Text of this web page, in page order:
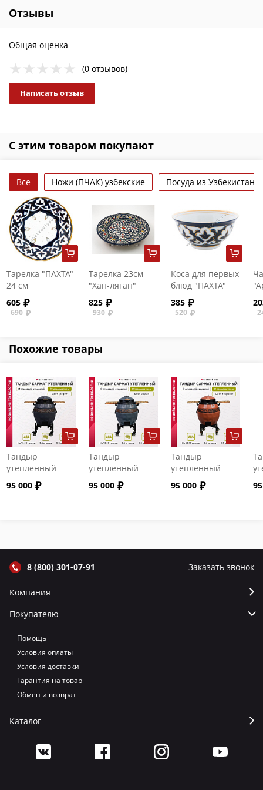
Отзывы
Общая оценка
(0 отзывов)
Написать отзыв
С этим товаром покупают
Все Ножи (ПЧАК) узбекские Посуда из Узбекистана
Тарелка "ПАХТА"
24 см
605
690
Тарелка 23см
"Хан-ляган"
825
930
Коса для первых
блюд "ПАХТА"
385
520
Похожие товары
Тандыр
утепленный
"Сармат" с
откидной
95 000
Тандыр
утепленный
"Сармат" с
откидной
95 000
Тандыр
утепленный
"Сармат" с
откидной
95 000
8 (800) 301-07-91 Заказать звонок
Компания
Покупателю
Помощь
Условия оплаты
Условия доставки
Гарантия на товар
Обмен и возврат
Каталог